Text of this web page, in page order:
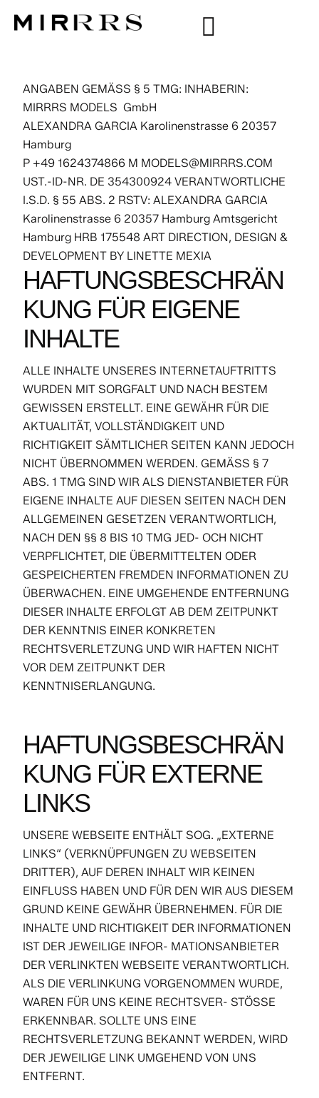
ANGABEN GEMÄSS § 5 TMG: INHABERIN:
MIRRRS MODELS GmbH
ALEXANDRA GARCIA Karolinenstrasse 6 20357
Hamburg
P +49 1624374866 M MODELS@MIRRRS.COM
UST.-ID-NR. DE 354300924 VERANTWORTLICHE
I.S.D. § 55 ABS. 2 RSTV: ALEXANDRA GARCIA
Karolinenstrasse 6 20357 Hamburg Amtsgericht
Hamburg HRB 175548 ART DIRECTION, DESIGN &
DEVELOPMENT BY LINETTE MEXIA
HAFTUNGSBESCHRÄN
KUNG FÜR EIGENE
INHALTE
ALLE INHALTE UNSERES INTERNETAUFTRITTS
WURDEN MIT SORGFALT UND NACH BESTEM
GEWISSEN ERSTELLT. EINE GEWÄHR FÜR DIE
AKTUALITÄT, VOLLSTÄNDIGKEIT UND
RICHTIGKEIT SÄMTLICHER SEITEN KANN JEDOCH
NICHT ÜBERNOMMEN WERDEN. GEMÄSS § 7
ABS. 1 TMG SIND WIR ALS DIENSTANBIETER FÜR
EIGENE INHALTE AUF DIESEN SEITEN NACH DEN
ALLGEMEINEN GESETZEN VERANTWORTLICH,
NACH DEN §§ 8 BIS 10 TMG JED- OCH NICHT
VERPFLICHTET, DIE ÜBERMITTELTEN ODER
GESPEICHERTEN FREMDEN INFORMATIONEN ZU
ÜBERWACHEN. EINE UMGEHENDE ENTFERNUNG
DIESER INHALTE ERFOLGT AB DEM ZEITPUNKT
DER KENNTNIS EINER KONKRETEN
RECHTSVERLETZUNG UND WIR HAFTEN NICHT
VOR DEM ZEITPUNKT DER
KENNTNISERLANGUNG.
HAFTUNGSBESCHRÄN
KUNG FÜR EXTERNE
LINKS
UNSERE WEBSEITE ENTHÄLT SOG. „EXTERNE
LINKS“ (VERKNÜPFUNGEN ZU WEBSEITEN
DRITTER), AUF DEREN INHALT WIR KEINEN
EINFLUSS HABEN UND FÜR DEN WIR AUS DIESEM
GRUND KEINE GEWÄHR ÜBERNEHMEN. FÜR DIE
INHALTE UND RICHTIGKEIT DER INFORMATIONEN
IST DER JEWEILIGE INFOR- MATIONSANBIETER
DER VERLINKTEN WEBSEITE VERANTWORTLICH.
ALS DIE VERLINKUNG VORGENOMMEN WURDE,
WAREN FÜR UNS KEINE RECHTSVER- STÖSSE
ERKENNBAR. SOLLTE UNS EINE
RECHTSVERLETZUNG BEKANNT WERDEN, WIRD
DER JEWEILIGE LINK UMGEHEND VON UNS
ENTFERNT.